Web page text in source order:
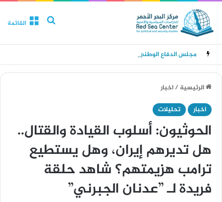
القائمةبحث عن
الرئيسية/اخبار
اخبار
تحليلات
الحوثيون: أسلوب القيادة والقتال..
هل تديرهم إيران، وهل يستطيع
ترامب هزيمتهم؟ شاهد حلقة
فريدة لـ ”عدنان الجبرني”